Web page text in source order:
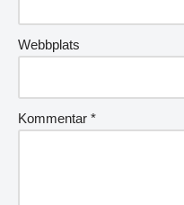
Webbplats
Kommentar *